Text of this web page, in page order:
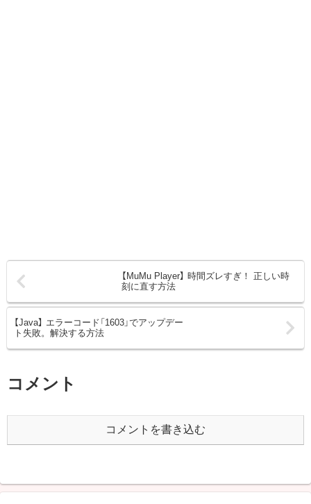
【MuMu Player】 時間ズレすぎ！ 正しい時
刻に直す方法
【Java】 エラーコード「1603」でアップデー
ト失敗。解決する方法
コメント
コメントを書き込む